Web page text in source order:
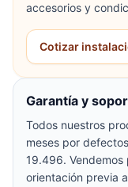
accesorios y
Cotizar
Garantía y
Todos nuestros
meses por
19.496.
orientación previa